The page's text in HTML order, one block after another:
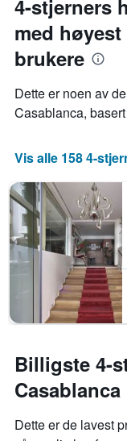
et
rom
denne
funnet
de
dagene
Diagrammets
1
X-
akse
antall
dager
før
Diagrammets
1
Y-
akse
viser
på
et
4-stjerners
med
brukere
Dette er noen av
Casablanca,
Vis alle 158 4-
Billigste 4-
Casablanca
Dette er de lavest